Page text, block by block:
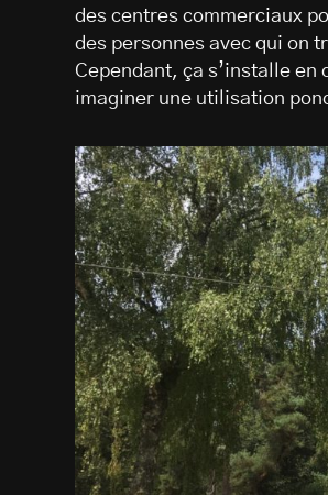
des centres commerciaux
des personnes avec qui on
Cependant, ça s’installe
imaginer une utilisation